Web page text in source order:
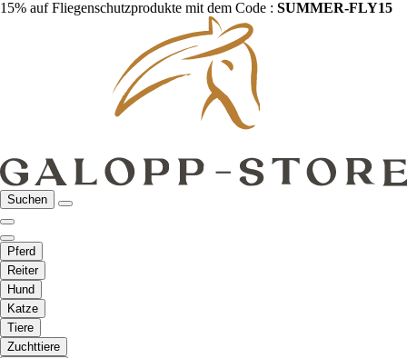
15% auf Fliegenschutzprodukte mit dem Code : SUMMER-FLY15
Suchen
Pferd
Reiter
Hund
Katze
Tiere
Zuchttiere